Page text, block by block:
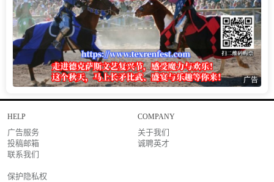
广告
HELP
广告服务
投稿邮箱
联系我们
保护隐私权
COMPANY
关于我们
诚聘英才